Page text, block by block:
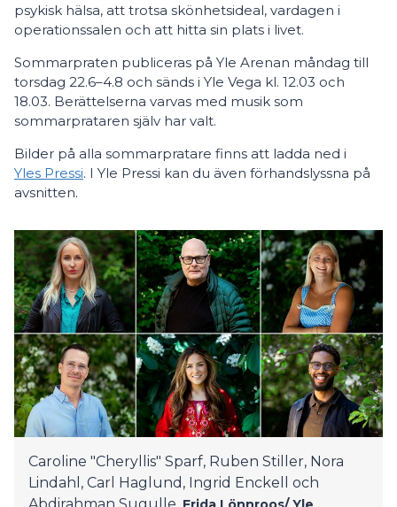
psykisk hälsa, att trotsa skönhetsideal, vardagen i
operationssalen och att hitta sin plats i livet.
Sommarpraten publiceras på Yle Arenan måndag till
torsdag 22.6–4.8 och sänds i Yle Vega kl. 12.03 och
18.03. Berättelserna varvas med musik som
sommarprataren själv har valt.
Bilder på alla sommarpratare finns att ladda ned i
Yles Pressi. I Yle Pressi kan du även förhandslyssna på
avsnitten.
Caroline "Cheryllis" Sparf, Ruben Stiller, Nora
Lindahl, Carl Haglund, Ingrid Enckell och